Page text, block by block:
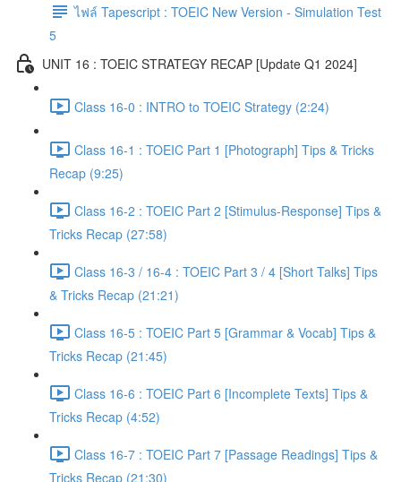
ไฟล์ Tapescript : TOEIC New Version - Simulation Test
5
UNIT 16 : TOEIC STRATEGY RECAP [Update Q1 2024]
Class 16-0 : INTRO to TOEIC Strategy (2:24)
Class 16-1 : TOEIC Part 1 [Photograph] Tips & Tricks
Recap (9:25)
Class 16-2 : TOEIC Part 2 [Stimulus-Response] Tips &
Tricks Recap (27:58)
Class 16-3 / 16-4 : TOEIC Part 3 / 4 [Short Talks] Tips
& Tricks Recap (21:21)
Class 16-5 : TOEIC Part 5 [Grammar & Vocab] Tips &
Tricks Recap (21:45)
Class 16-6 : TOEIC Part 6 [Incomplete Texts] Tips &
Tricks Recap (4:52)
Class 16-7 : TOEIC Part 7 [Passage Readings] Tips &
Tricks Recap (21:30)